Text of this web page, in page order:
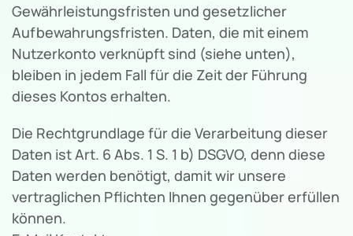
Gewährleistungsfristen und gesetzlicher
Aufbewahrungsfristen. Daten, die mit einem
Nutzerkonto verknüpft sind (siehe unten),
bleiben in jedem Fall für die Zeit der Führung
dieses Kontos erhalten.
Die Rechtgrundlage für die Verarbeitung dieser
Daten ist Art. 6 Abs. 1 S. 1 b) DSGVO, denn diese
Daten werden benötigt, damit wir unsere
vertraglichen Pflichten Ihnen gegenüber erfüllen
können.